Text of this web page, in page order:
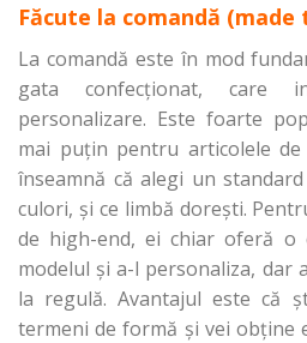
Făcute la comandă
La comandă este în mod
gata confecționat, care
personalizare. Este foarte
mai puțin pentru articolele de
înseamnă că alegi un
culori, și ce limbă dorești.
de high-end, ei chiar oferă o
modelul și a-l personaliza, dar
la regulă. Avantajul este că
termeni de formă și vei obține